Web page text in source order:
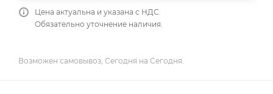
Цена актуальна и указана с НДС.
Обязательно уточнение наличия.
Возможен самовывоз, Сегодня на Сегодня.